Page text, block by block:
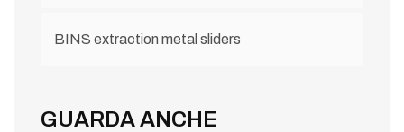
BINS extraction metal sliders
GUARDA ANCHE